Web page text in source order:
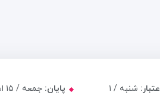
شنبه / ۱
پایان: جمعه / ۱۵ اسفند